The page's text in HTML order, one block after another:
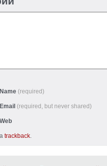
Name (required)
Email (required, but never shared)
Web
trackback.